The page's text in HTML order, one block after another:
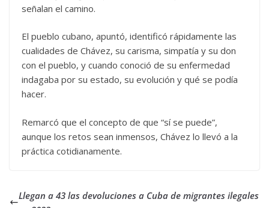
señalan el camino.
El pueblo cubano, apuntó, identificó rápidamente las
cualidades de Chávez, su carisma, simpatía y su don
con el pueblo, y cuando conoció de su enfermedad
indagaba por su estado, su evolución y qué se podía
hacer.
Remarcó que el concepto de que “sí se puede”,
aunque los retos sean inmensos, Chávez lo llevó a la
práctica cotidianamente.
Llegan a 43 las devoluciones a Cuba de migrantes ilegales